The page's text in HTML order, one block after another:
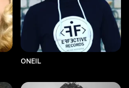
ONEIL